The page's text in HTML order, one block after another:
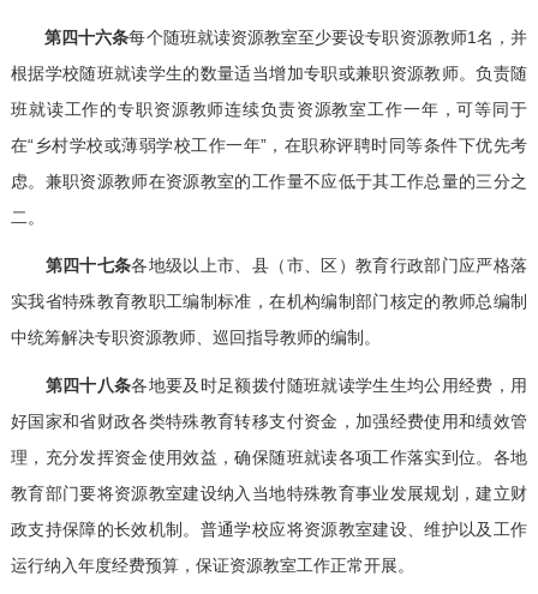
第四十六条每个随班就读资源教室至少要设专职资源教师1名，并
根据学校随班就读学生的数量适当增加专职或兼职资源教师。负责随
班就读工作的专职资源教师连续负责资源教室工作一年，可等同于
在“乡村学校或薄弱学校工作一年”，在职称评聘时同等条件下优先考
虑。兼职资源教师在资源教室的工作量不应低于其工作总量的三分之
二。
第四十七条各地级以上市、县（市、区）教育行政部门应严格落
实我省特殊教育教职工编制标准，在机构编制部门核定的教师总编制
中统筹解决专职资源教师、巡回指导教师的编制。
第四十八条各地要及时足额拨付随班就读学生生均公用经费，用
好国家和省财政各类特殊教育转移支付资金，加强经费使用和绩效管
理，充分发挥资金使用效益，确保随班就读各项工作落实到位。各地
教育部门要将资源教室建设纳入当地特殊教育事业发展规划，建立财
政支持保障的长效机制。普通学校应将资源教室建设、维护以及工作
运行纳入年度经费预算，保证资源教室工作正常开展。